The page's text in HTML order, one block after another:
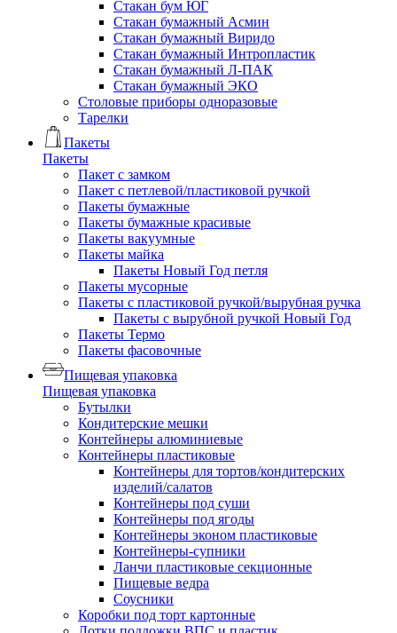
Стакан бум ЮГ
Стакан бумажный Асмин
Стакан бумажный Виридо
Стакан бумажный Интропластик
Стакан бумажный Л-ПАК
Стакан бумажный ЭКО
Столовые приборы одноразовые
Тарелки
Пакеты
Пакеты
Пакет с замком
Пакет с петлевой/пластиковой ручкой
Пакеты бумажные
Пакеты бумажные красивые
Пакеты вакуумные
Пакеты майка
Пакеты Новый Год петля
Пакеты мусорные
Пакеты с пластиковой ручкой/вырубная ручка
Пакеты с вырубной ручкой Новый Год
Пакеты Термо
Пакеты фасовочные
Пищевая упаковка
Пищевая упаковка
Бутылки
Кондитерские мешки
Контейнеры алюминиевые
Контейнеры пластиковые
Контейнеры для тортов/кондитерских
изделий/салатов
Контейнеры под суши
Контейнеры под ягоды
Контейнеры эконом пластиковые
Контейнеры-супники
Ланчи пластиковые секционные
Пищевые ведра
Соусники
Коробки под торт картонные